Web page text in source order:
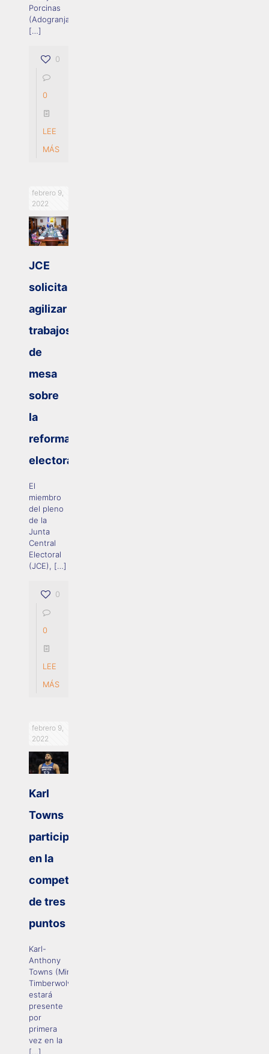
Porcinas
(Adogranja),
[…]
0
0
LEE
MÁS
febrero 9,
2022
JCE
solicita
agilizar
trabajos
de
mesa
sobre
la
reforma
electoral
El
miembro
del pleno
de la
Junta
Central
Electoral
(JCE), […]
0
0
LEE
MÁS
febrero 9,
2022
Karl
Towns
participará
en la
competencia
de tres
puntos
Karl-
Anthony
Towns (Minnesota
Timberwolves)
estará
presente
por
primera
vez en la
[…]